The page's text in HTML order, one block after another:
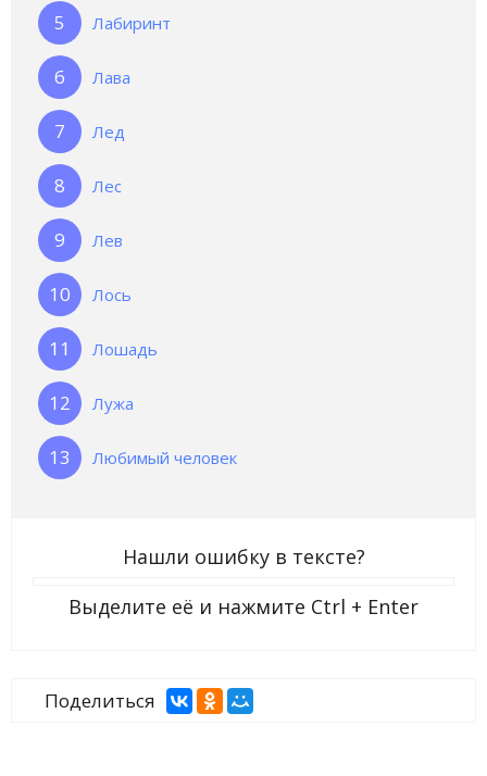
Лабиринт
Лава
Лед
Лес
Лев
Лось
Лошадь
Лужа
Любимый человек
Нашли ошибку в тексте?
Выделите её и нажмите Ctrl + Enter
Поделиться